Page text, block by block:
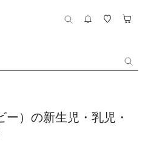
）の新生児・乳児・